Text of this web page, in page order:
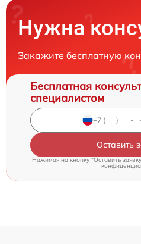
Нужна
Закажите бесплатную
Бесплатная
специалистом
Оставить
Нажимая на кнопку "Оставить